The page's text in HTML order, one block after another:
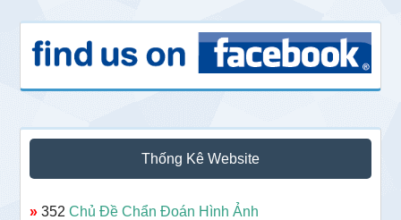
Thống Kê Website
» 352Chủ Đề Chẩn Đoán Hình Ảnh